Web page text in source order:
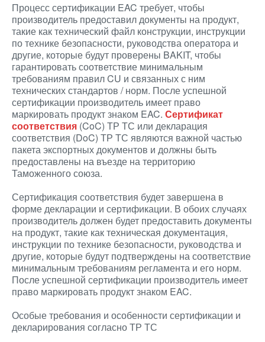
Процесс сертификации EAC требует, чтобы
производитель предоставил документы на продукт,
такие как технический файл конструкции, инструкции
по технике безопасности, руководства оператора и
другие, которые будут проверены BAKIT, чтобы
гарантировать соответствие минимальным
требованиям правил CU и связанных с ним
технических стандартов / норм. После успешной
сертификации производитель имеет право
маркировать продукт знаком EAC. Сертификат
соответствия (CoC) ТР ТС или декларация
соответствия (DoC) ТР ТС являются важной частью
пакета экспортных документов и должны быть
предоставлены на въезде на территорию
Таможенного союза.
Сертификация соответствия будет завершена в
форме декларации и сертификации. В обоих случаях
производитель должен будет предоставить документы
на продукт, такие как техническая документация,
инструкции по технике безопасности, руководства и
другие, которые будут подтверждены на соответствие
минимальным требованиям регламента и его норм.
После успешной сертификации производитель имеет
право маркировать продукт знаком EAC.
Особые требования и особенности сертификации и
декларирования согласно ТР ТС